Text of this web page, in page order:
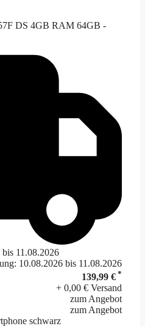
DS 4GB RAM 64GB -
11.08.2026
10.08.2026 bis 11.08.2026
139,99 € *
+ 0,00 € Versand
zum Angebot
zum Angebot
schwarz